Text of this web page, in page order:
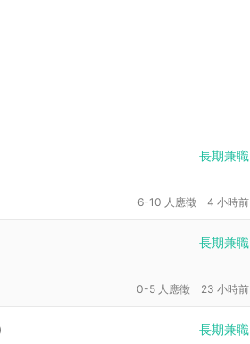
長期兼職
6-10 人應徵 4 小時前
長期兼職
0-5 人應徵 23 小時前
長期兼職